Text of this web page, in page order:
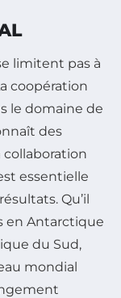
limitent pas à
coopération
le domaine de
des
collaboration
essentielle
Qu’il
en Antarctique
du Sud,
mondial